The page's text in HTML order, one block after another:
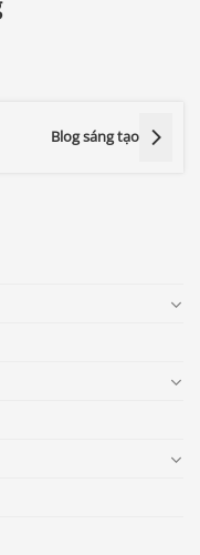
Blog sáng tạo